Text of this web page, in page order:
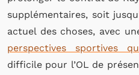
supplémentaires, soit
actuel des choses, avec
perspectives sportives
difficile pour l’OL de